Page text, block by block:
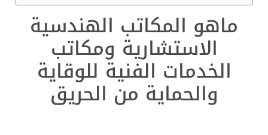
ماهو المكاتب الهندسية
الاستشارية ومكاتب
الخدمات الفنية للوقاية
والحماية من الحريق